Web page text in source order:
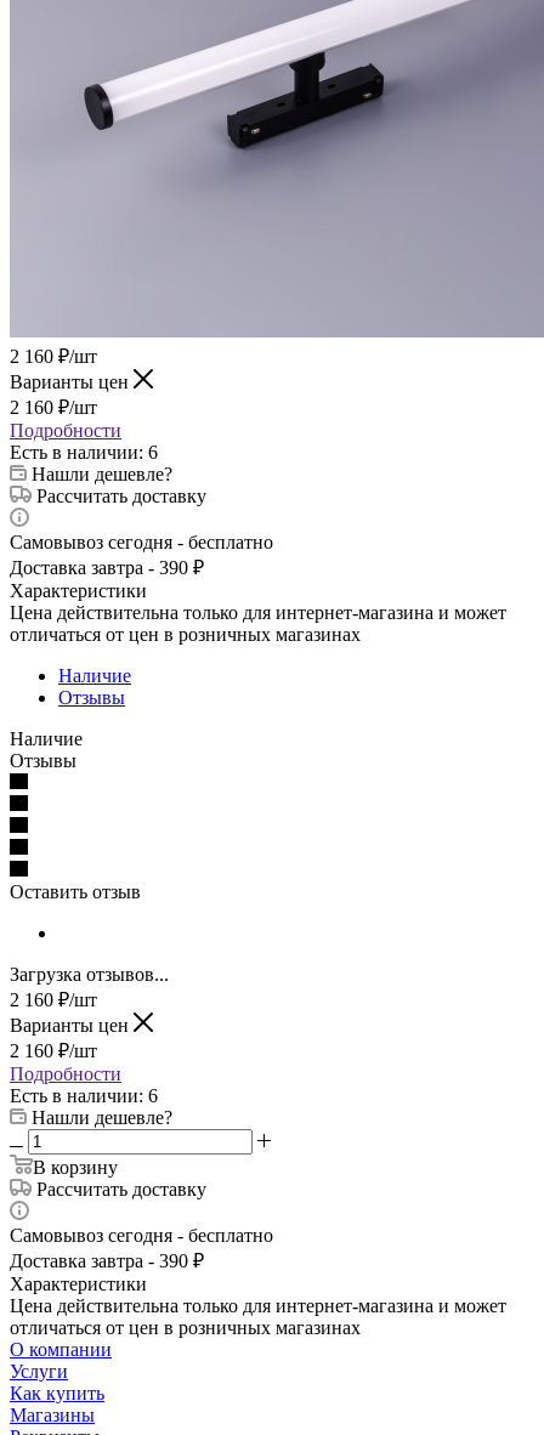
2 160 ₽/шт
Варианты цен
2 160 ₽/шт
Подробности
Есть в наличии: 6
Нашли дешевле?
Рассчитать доставку
Самовывоз сегодня - бесплатно
Доставка завтра - 390 ₽
Характеристики
Цена действительна только для интернет-магазина и может
отличаться от цен в розничных магазинах
Наличие
Отзывы
Наличие
Отзывы
Оставить отзыв
Загрузка отзывов...
2 160 ₽/шт
Варианты цен
2 160 ₽/шт
Подробности
Есть в наличии: 6
Нашли дешевле?
В корзину
Рассчитать доставку
Самовывоз сегодня - бесплатно
Доставка завтра - 390 ₽
Характеристики
Цена действительна только для интернет-магазина и может
отличаться от цен в розничных магазинах
О компании
Услуги
Как купить
Магазины